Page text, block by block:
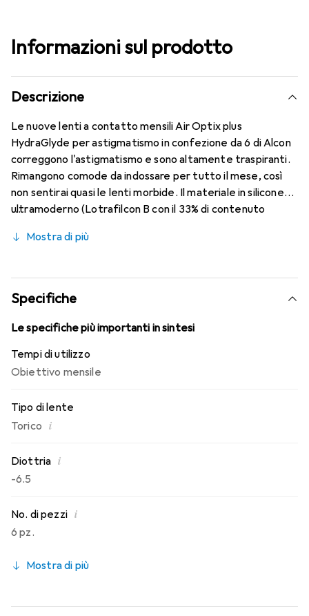
Informazioni sul prodotto
Descrizione
Le nuove lenti a contatto mensili Air Optix plus
HydraGlyde per astigmatismo in confezione da 6 di Alcon
correggono l'astigmatismo e sono altamente traspiranti.
Rimangono comode da indossare per tutto il mese, così
non sentirai quasi le lenti morbide. Il materiale in silicone
ultramoderno (Lotrafilcon B con il 33% di contenuto
HydraGlyde Moisture Matrix e la conosciuta tecnologia
indossabilità che conosci. Un comfort duraturo e senza
interruzioni per tutto il giorno con le lenti mensili.
Mostra di più
Specifiche
Le specifiche più importanti in sintesi
Tempi di utilizzo
Obiettivo mensile
Tipo di lente
Torico i
Diottria i
-6.5
No. di pezzi i
6 pz.
Mostra di più